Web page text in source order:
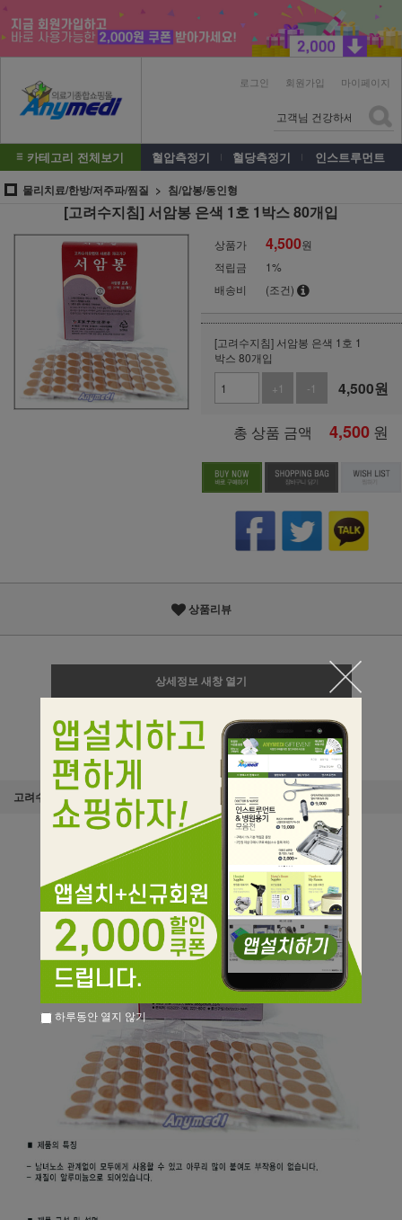
로그인 회원가입 마이페이지
카테고리 전체보기 혈압측정기 혈당측정기 인스트루먼트
물리치료/한방/저주파/찜질 침/압봉/동인형
[고려수지침] 서암봉 은색 1호 1박스 80개입
상품가 4,500원
적립금
1%
배송비
(조건)
[고려수지침] 서암봉 은색 1호 1
박스 80개입
+1
-1 4,500원
총 상품 금액 4,500 원
상품리뷰
상세정보 새창 열기
상세 정보를 확대해 보실 수 있습니다.
고려수지침학회 서암봉 은색 1호
하루동안 열지 않기